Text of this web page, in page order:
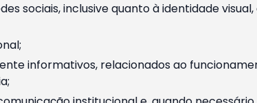
sociais, inclusive quanto à identidade
informativos, relacionados ao